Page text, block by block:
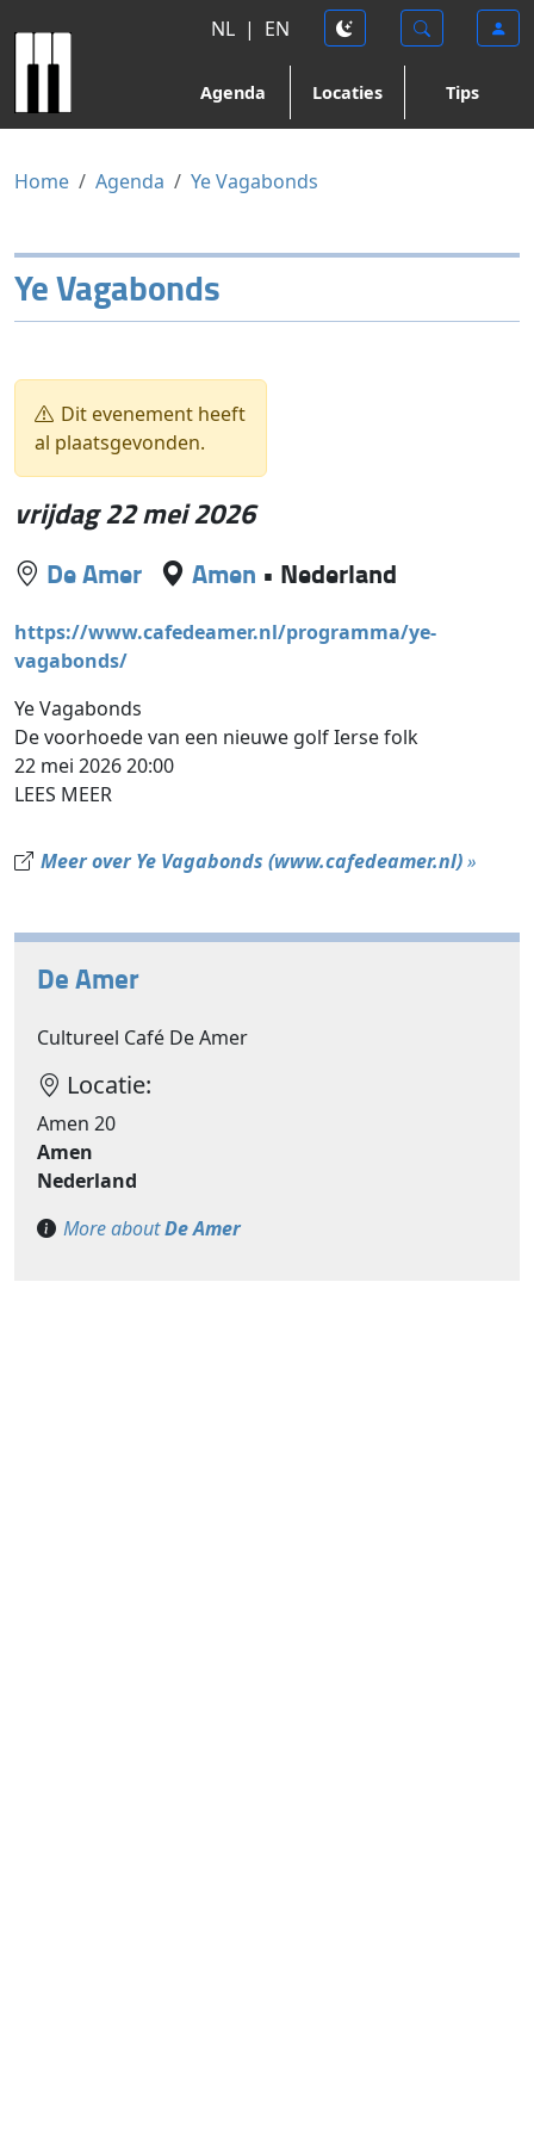
NL | EN
Agenda Locaties Tips
Home Agenda Ye Vagabonds
Ye Vagabonds
Dit evenement heeft
al plaatsgevonden.
vrijdag 22 mei 2026
De Amer Amen • Nederland
https://www.cafedeamer.nl/programma/ye-
vagabonds/
Ye Vagabonds
De voorhoede van een nieuwe golf Ierse folk
22 mei 2026 20:00
LEES MEER
Meer over Ye Vagabonds (www.cafedeamer.nl)»
De Amer
Cultureel Café De Amer
Locatie:
Amen 20
Amen
Nederland
More aboutDe Amer